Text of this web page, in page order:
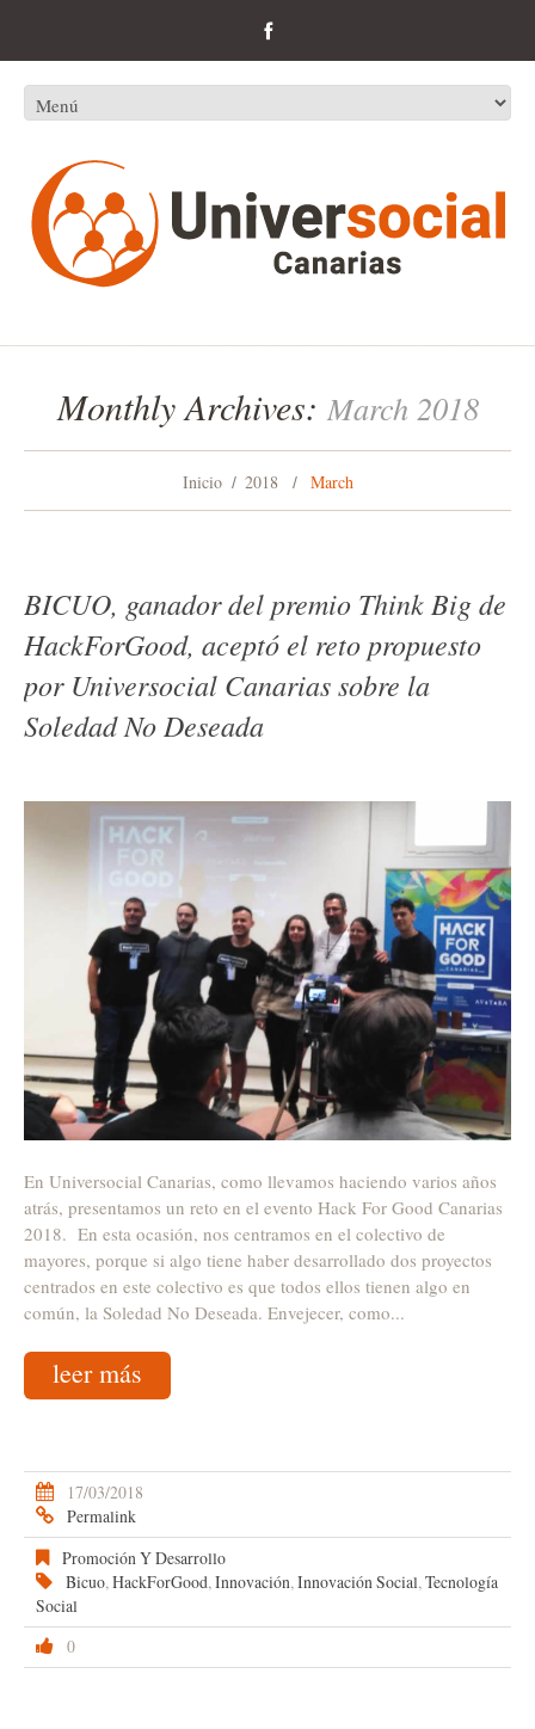
Monthly Archives: March 2018
Inicio 2018 March
BICUO, ganador del premio Think Big de
HackForGood, aceptó el reto propuesto
por Universocial Canarias sobre la
Soledad No Deseada
En Universocial Canarias, como llevamos haciendo varios años
atrás, presentamos un reto en el evento Hack For Good Canarias
2018. En esta ocasión, nos centramos en el colectivo de
mayores, porque si algo tiene haber desarrollado dos proyectos
centrados en este colectivo es que todos ellos tienen algo en
común, la Soledad No Deseada. Envejecer, como...
leer más
17/03/2018
Permalink
Promoción Y Desarrollo
Bicuo, HackForGood, Innovación, Innovación Social, Tecnología
Social
0